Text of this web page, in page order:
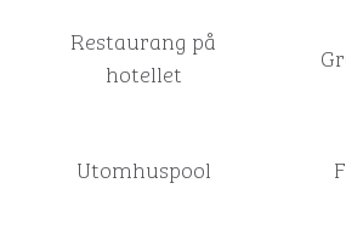
Restaurang på
hotellet
Utomhuspool